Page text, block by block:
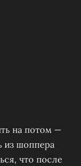
на потом —
из шоппера
что после